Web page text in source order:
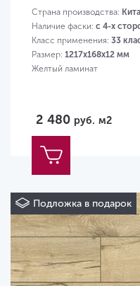
Страна производства:
Наличие фаски: с 4-х
Класс применения: 33
Размер: 1217х168х12 мм
Желтый ламинат
2 480 руб. м2
Подложка в подарок